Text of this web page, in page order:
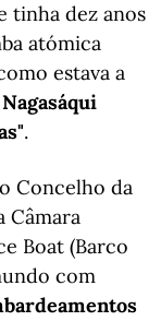
tinha dez anos
atómica
estava a
.
Concelho da
Câmara
Boat (Barco
com